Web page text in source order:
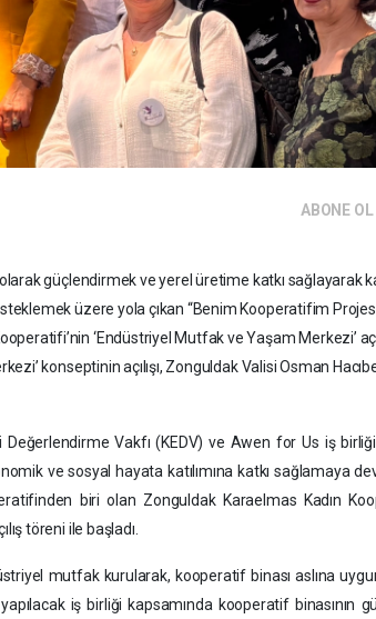
ABONE OL
güçlendirmek ve yerel üretime katkı sağlayarak
üzere yola çıkan “Benim Kooperatifim
‘Endüstriyel Mutfak ve Yaşam Merkezi’
konseptinin açılışı, Zonguldak Valisi Osman
Değerlendirme Vakfı (KEDV) ve Awen for Us iş
ve sosyal hayata katılımına katkı sağlamaya
biri olan Zonguldak Karaelmas Kadın
töreni ile başladı.
mutfak kurularak, kooperatif binası aslına
iş birliği kapsamında kooperatif binasının